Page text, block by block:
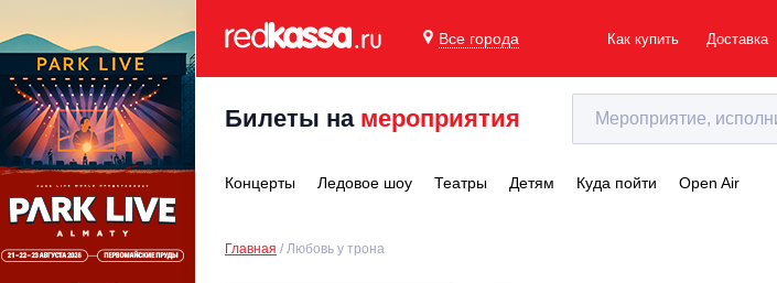
Все города Как купить Доставка
Билеты на мероприятия
Концерты Ледовое шоу Театры Детям Куда пойти Open Air
Главная Любовь у трона